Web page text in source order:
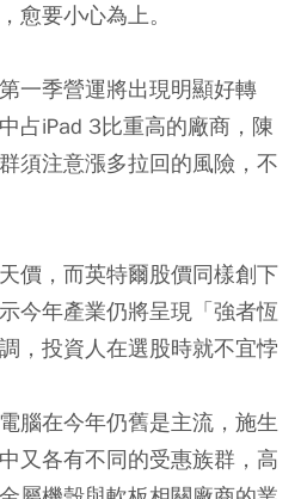
愈要小心為上。
一季營運將出現明顯好轉
占iPad 3比重高的廠商，陳
須注意漲多拉回的風險，不
價，而英特爾股價同樣創下
今年產業仍將呈現「強者恆
，投資人在選股時就不宜悖
腦在今年仍舊是主流，施生
又各有不同的受惠族群，高